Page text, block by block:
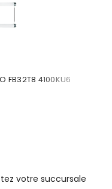
FB32T8 4100KU6
votre succursale